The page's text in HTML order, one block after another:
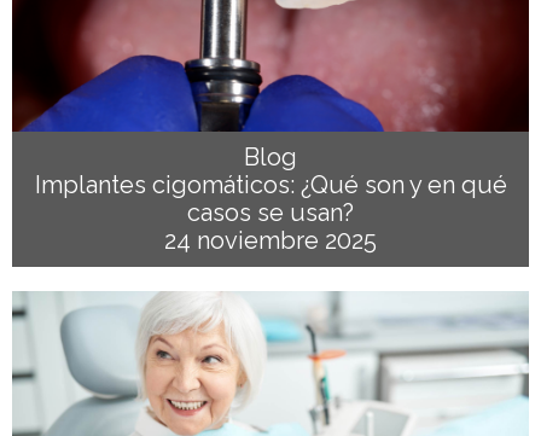
Blog
Implantes cigomáticos: ¿Qué son y en qué
casos se usan?
24 noviembre 2025